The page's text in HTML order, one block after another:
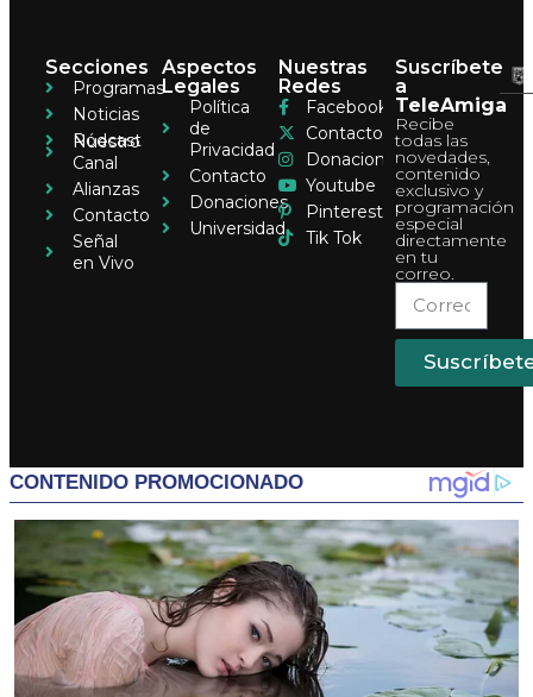
Secciones
Programas
Noticias
Pódcast
Nuestro
Canal
Alianzas
Contacto
Señal
en Vivo
Aspectos
Legales
Política
de
Privacidad
Contacto
Donaciones
Universidad
Nuestras
Redes
Facebook
Contacto
Donaciones
Youtube
Pinterest
Tik Tok
Suscríbete
a
TeleAmiga
Recibe
todas las
novedades,
contenido
exclusivo y
programación
especial
directamente
en tu
correo.